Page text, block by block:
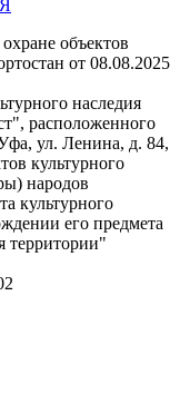
объектов
от 08.08.2025
наследия
расположенного
ул. Ленина, д. 84,
культурного
народов
культурного
его предмета
территории"